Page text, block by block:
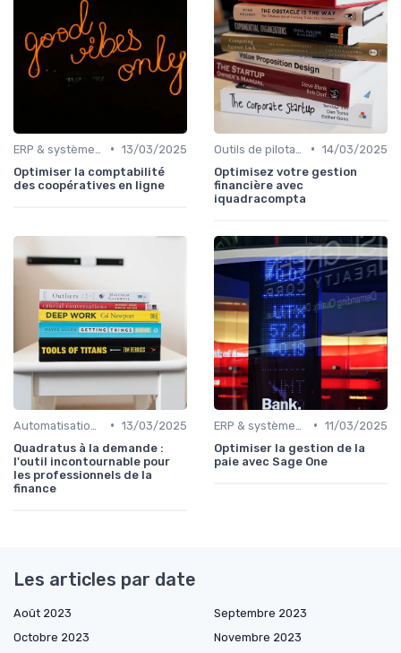
• 13/03/2025
Optimiser la comptabilité
des coopératives en ligne
• 14/03/2025
Optimisez votre gestion
financière avec
iquadracompta
• 13/03/2025
Quadratus à la demande :
l'outil incontournable pour
les professionnels de la
finance
• 11/03/2025
Optimiser la gestion de la
paie avec Sage One
Les articles par date
Août 2023
Septembre 2023
Octobre 2023
Novembre 2023